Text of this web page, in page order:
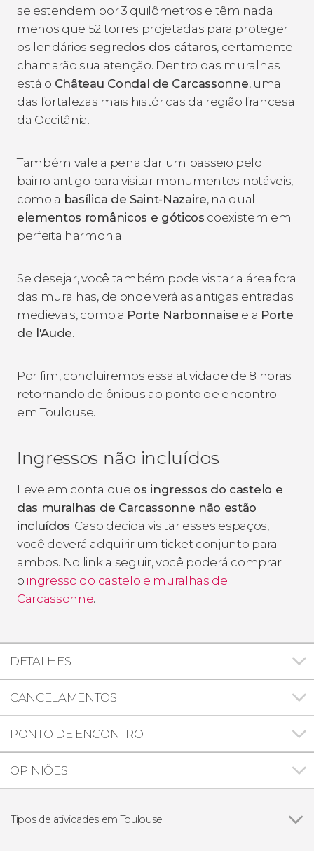
se estendem por 3 quilômetros e têm nada
menos que 52 torres projetadas para proteger
os lendários segredos dos cátaros, certamente
chamarão sua atenção. Dentro das muralhas
está o Château Condal de Carcassonne, uma
das fortalezas mais históricas da região francesa
da Occitânia.
Também vale a pena dar um passeio pelo
bairro antigo para visitar monumentos notáveis,
como a basílica de Saint-Nazaire, na qual
elementos românicos e góticos coexistem em
perfeita harmonia.
Se desejar, você também pode visitar a área fora
das muralhas, de onde verá as antigas entradas
medievais, como a Porte Narbonnaise e a Porte
de l'Aude.
Por fim, concluiremos essa atividade de 8 horas
retornando de ônibus ao ponto de encontro
em Toulouse.
Ingressos não incluídos
Leve em conta que os ingressos do castelo e
das muralhas de Carcassonne não estão
incluídos. Caso decida visitar esses espaços,
você deverá adquirir um ticket conjunto para
ambos. No link a seguir, você poderá comprar
o ingresso do castelo e muralhas de
Carcassonne.
DETALHES
CANCELAMENTOS
PONTO DE ENCONTRO
OPINIÕES
Tipos de atividades em Toulouse